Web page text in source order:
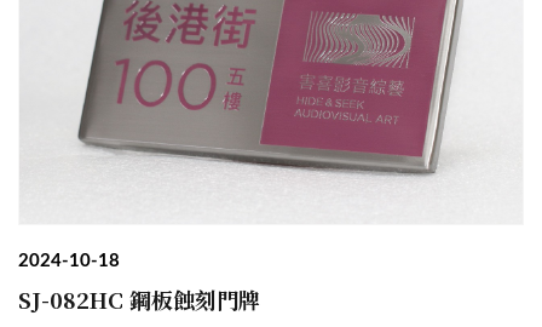
2024-10-18
SJ-082HC 鋼板蝕刻門牌